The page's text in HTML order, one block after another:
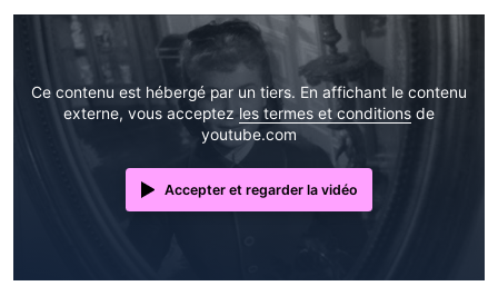
Ce contenu est hébergé par un tiers. En affichant le contenu
externe, vous acceptez les termes et conditions de
youtube.com
Accepter et regarder la vidéo